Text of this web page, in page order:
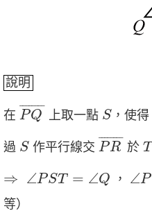
說明
在
¯¯¯¯¯¯¯¯
PQ
PQ¯
上取一點 S
S，使得
過 S
S作平行線交
¯¯¯¯¯¯¯¯
PR
PR¯
於 T
T
⇒ ∠PST = ∠Q
⇒ ∠PST= Q ， ∠P
∠
等）